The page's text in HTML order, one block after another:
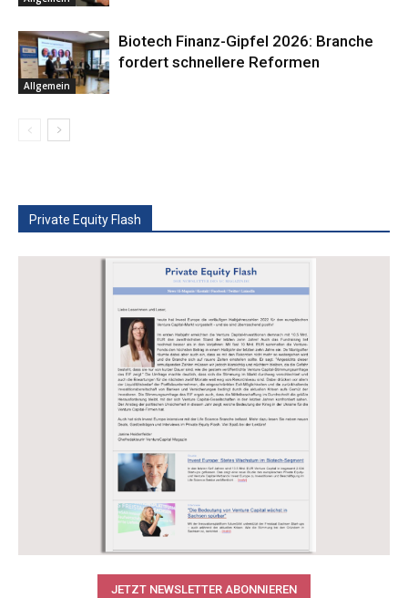
Allgemein
Biotech Finanz-Gipfel 2026: Branche
fordert schnellere Reformen
Private Equity Flash
JETZT NEWSLETTER ABONNIEREN